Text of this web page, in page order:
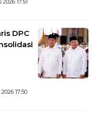
17:51
DPC
17:50